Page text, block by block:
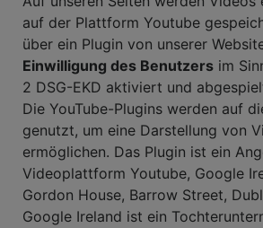
auf der Plattform Youtube
über ein Plugin von unserer
Einwilligung des Benutzers im
2 DSG-EKD aktiviert und
Die YouTube-Plugins werden auf
genutzt, um eine Darstellung von
ermöglichen. Das Plugin ist ein
Videoplattform Youtube, Google
Gordon House, Barrow Street,
Google Ireland ist ein